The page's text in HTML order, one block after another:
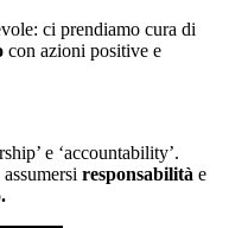
ci prendiamo cura di
con azioni positive e
e ‘accountability’.
responsabilità e